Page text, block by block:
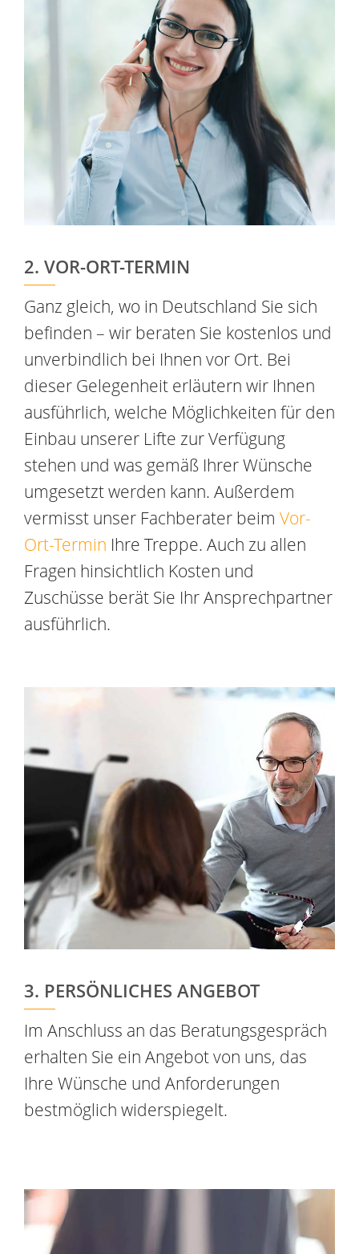
2. VOR-ORT-TERMIN
Ganz gleich, wo in Deutschland Sie sich
befinden – wir beraten Sie kostenlos und
unverbindlich bei Ihnen vor Ort. Bei
dieser Gelegenheit erläutern wir Ihnen
ausführlich, welche Möglichkeiten für den
Einbau unserer Lifte zur Verfügung
stehen und was gemäß Ihrer Wünsche
umgesetzt werden kann. Außerdem
vermisst unser Fachberater beim Vor-
Ort-Termin Ihre Treppe. Auch zu allen
Fragen hinsichtlich Kosten und
Zuschüsse berät Sie Ihr Ansprechpartner
ausführlich.
3. PERSÖNLICHES ANGEBOT
Im Anschluss an das Beratungsgespräch
erhalten Sie ein Angebot von uns, das
Ihre Wünsche und Anforderungen
bestmöglich widerspiegelt.